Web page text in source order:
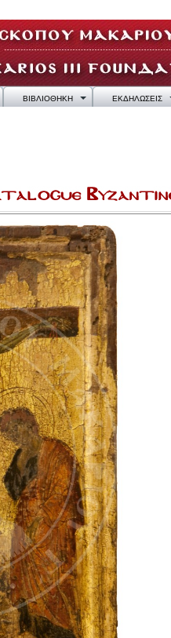
ΒΙΒΛΙΟΘΗΚΗ ΕΚΔΗΛΩΣΕΙΣ